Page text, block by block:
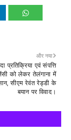
और नया
प्रतिक्रिया एवं संपत्ति
को लेकर तेलंगाना में
सीएम रेवंत रेड्डी के
बयान पर विवाद।